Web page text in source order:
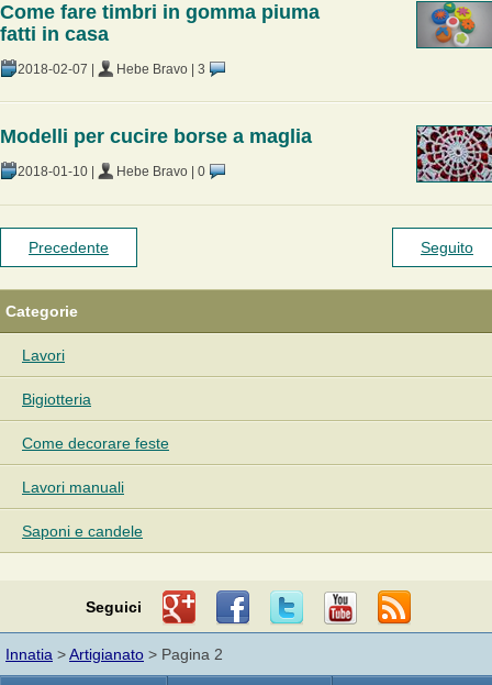
Come fare timbri in gomma piuma
fatti in casa
2018-02-07 Hebe Bravo 3
Modelli per cucire borse a maglia
2018-01-10 Hebe Bravo 0
Precedente Seguito
Categorie
Lavori
Bigiotteria
Come decorare feste
Lavori manuali
Saponi e candele
Seguici
Innatia >Artigianato > Pagina 2